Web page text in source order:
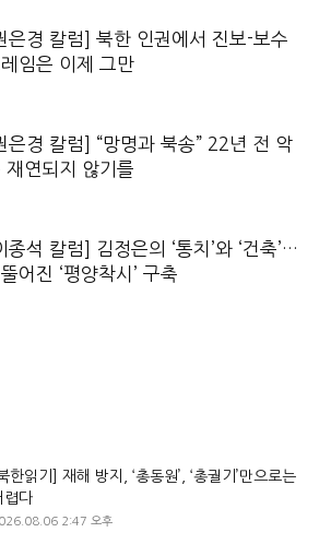
은경 칼럼] 북한 인권에서 진보-보수
임은 이제 그만
은경 칼럼] “망명과 북송” 22년 전 악
재연되지 않기를
종석 칼럼] 김정은의 ‘통치’와 ‘건축’…
어진 ‘평양착시’ 구축
한읽기] 재해 방지, ‘총동원’, ‘총궐기’만으로는
렵다
2:47 오후